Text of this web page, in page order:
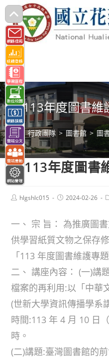
跳
轉
至
主
要
內
容 「113年度圖書維
> 行政團隊 > 圖書館 > 圖
「113年度圖書
Posthlgshlc015
Post2024-02-26
一、 宗 旨： 為推廣圖
供學習紙質文物之保存
「113 年度圖書維護專
二、 講座內容： (一)講
檔案的再利用:以「中華
(世新大學資訊傳播學系
時間:113 年 4 月 10 日
時。
(二)講題:臺灣圖書館的